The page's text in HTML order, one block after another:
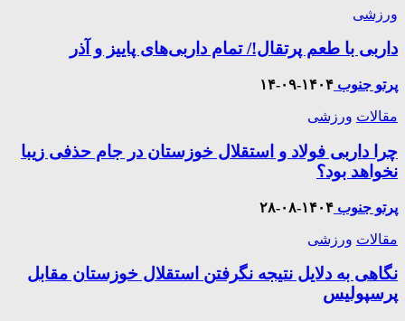
ورزشی
داربی با طعم پرتقال!/ تمام داربی‌های پاییز و آذر
پرتو جنوب ۱۴۰۴-۰۹-۱۴
مقالات ورزشی
چرا داربی فولاد و استقلال خوزستان در جام حذفی زیبا
نخواهد بود؟
پرتو جنوب ۱۴۰۴-۰۸-۲۸
مقالات ورزشی
نگاهی به دلایل نتیجه نگرفتن استقلال خوزستان مقابل
پرسپولیس